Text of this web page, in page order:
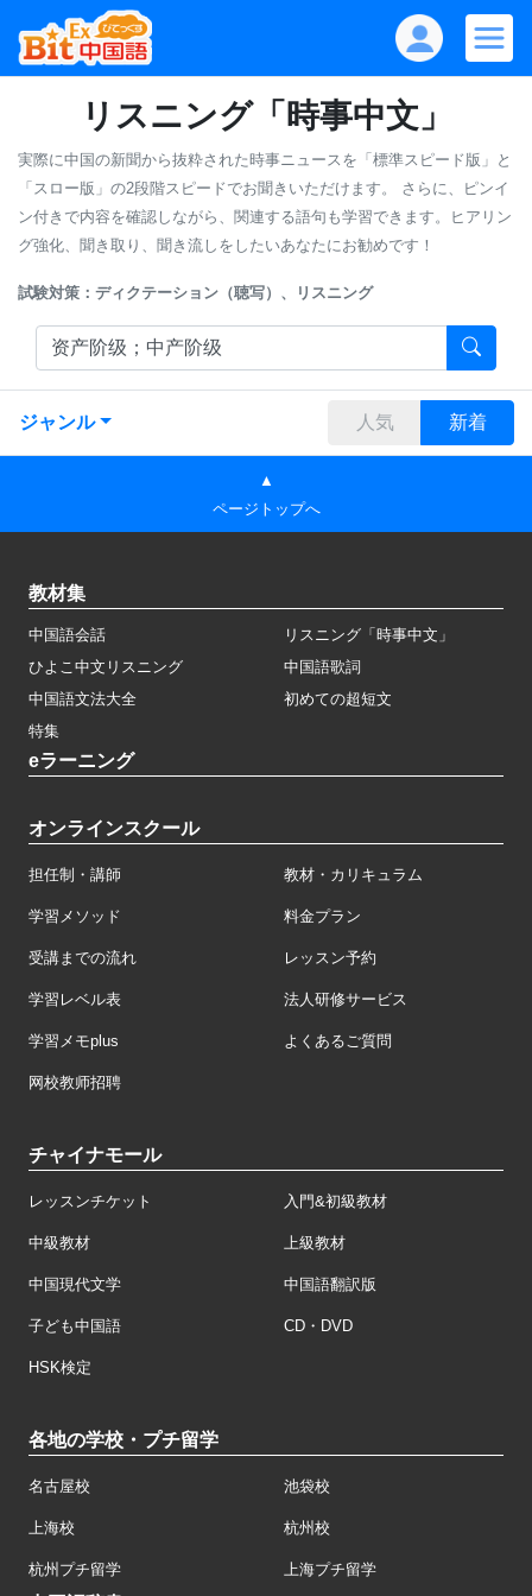
リスニング「時事中文」
実際に中国の新聞から抜粋された時事ニュースを「標準スピード版」と
「スロー版」の2段階スピードでお聞きいただけます。
さらに、ピンイ
ン付きで内容を確認しながら、関連する語句も学習できます。ヒアリン
グ強化、聞き取り、聞き流しをしたいあなたにお勧めです！
試験対策：ディクテーション（聴写）、リスニング
ジャンル 人気 新着
▲
ページトップへ
教材集
中国語会話
リスニング「時事中文」
ひよこ中文リスニング
中国語歌詞
中国語文法大全
初めての超短文
特集
eラーニング
オンラインスクール
担任制・講師 教材・カリキュラム
学習メソッド 料金プラン
受講までの流れ レッスン予約
学習レベル表 法人研修サービス
学習メモplus よくあるご質問
网校教师招聘
チャイナモール
レッスンチケット 入門&初級教材
中級教材 上級教材
中国現代文学 中国語翻訳版
子ども中国語 CD・DVD
HSK検定
各地の学校・プチ留学
名古屋校 池袋校
上海校 杭州校
杭州プチ留学 上海プチ留学